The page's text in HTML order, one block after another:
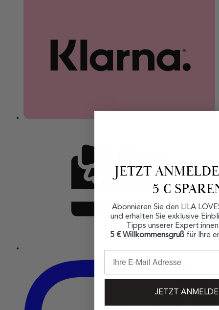
JETZT
5 €
Abonnieren Sie den LILA
und erhalten Sie exklusive
Tipps unserer
5 € Willkommensgrußfür Ihre
JETZT